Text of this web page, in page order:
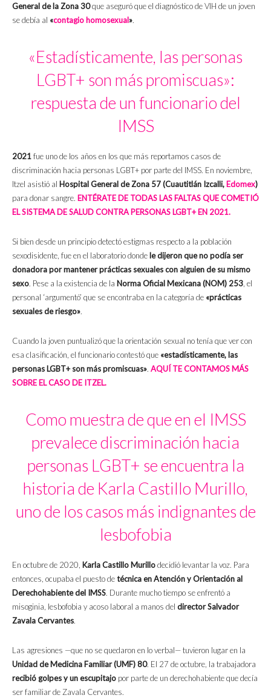
General de la Zona 30que aseguró que el diagnóstico de VIH de un joven
se debía al «contagio homosexual».
«Estadísticamente, las personas
LGBT+ son más promiscuas»:
respuesta de un funcionario del
IMSS
2021fue uno de los años en los que más reportamos casos de
discriminación hacia personas LGBT+ por parte del IMSS. En noviembre,
Itzel asistió al Hospital General de Zona 57 (Cuautitlán Izcalli,Edomex)
para donar sangre. ENTÉRATE DE TODAS LAS FALTAS QUE COMETIÓ
EL SISTEMA DE SALUD CONTRA PERSONAS LGBT+ EN 2021.
Si bien desde un principio detectó estigmas respecto a la población
sexodisidente, fue en el laboratorio dondele dijeron que no podía ser
donadora por mantener prácticas sexuales con alguien de su mismo
sexo. Pese a la existencia de la Norma Oficial Mexicana (NOM) 253 , el
personal ‘argumentó’ que se encontraba en la categoría de «prácticas
sexuales de riesgo».
Cuando la joven puntualizó que la orientación sexual no tenía que ver con
esa clasificación, el funcionario contestó que «estadísticamente, las
personas LGBT+ son más promiscuas». AQUÍ TE CONTAMOS MÁS
SOBRE EL CASO DE ITZEL.
Como muestra de que en el IMSS
prevalece discriminación hacia
personas LGBT+ se encuentra la
historia de Karla Castillo Murillo,
uno de los casos más indignantes de
lesbofobia
En octubre de 2020, Karla Castillo Murillodecidió levantar la voz. Para
entonces, ocupaba el puesto detécnica en Atención y Orientación al
Derechohabiente del IMSS. Durante mucho tiempo se enfrentó a
misoginia, lesbofobia y acoso laboral a manos del director Salvador
Zavala Cervantes.
Las agresiones —que no se quedaron en lo verbal— tuvieron lugar en la
Unidad de Medicina Familiar (UMF) 80. El 27 de octubre, la trabajadora
recibió golpes y un escupitajo por parte de un derechohabiente que decía
ser familiar de Zavala Cervantes.